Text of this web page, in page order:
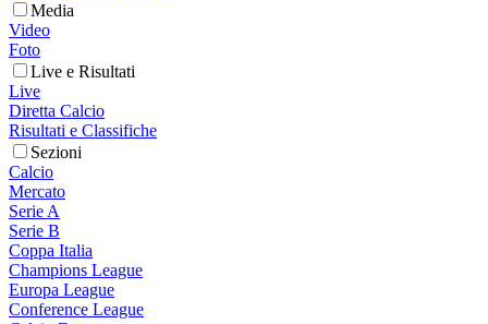
Media
Video
Foto
Live e Risultati
Live
Diretta Calcio
Risultati e Classifiche
Sezioni
Calcio
Mercato
Serie A
Serie B
Coppa Italia
Champions League
Europa League
Conference League